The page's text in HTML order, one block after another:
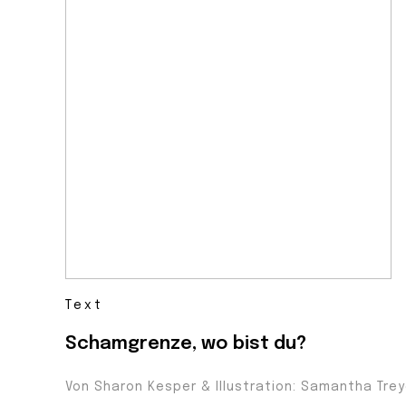
Text
Schamgrenze, wo bist du?
Von Sharon Kesper & Illustration: Samantha